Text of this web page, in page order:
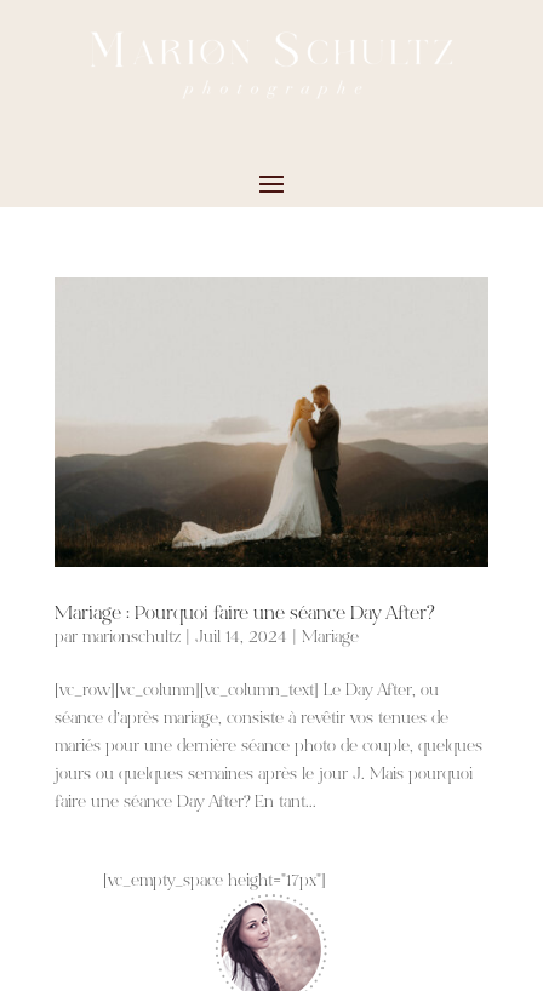
Mariage : Pourquoi faire une séance Day After?
par marionschultz| Juil 14, 2024 Mariage
[vc_row][vc_column][vc_column_text] Le Day After, ou
séance d’après mariage, consiste à revêtir vos tenues de
mariés pour une dernière séance photo de couple, quelques
jours ou quelques semaines après le jour J. Mais pourquoi
faire une séance Day After? En tant...
[vc_empty_space height="17px"]